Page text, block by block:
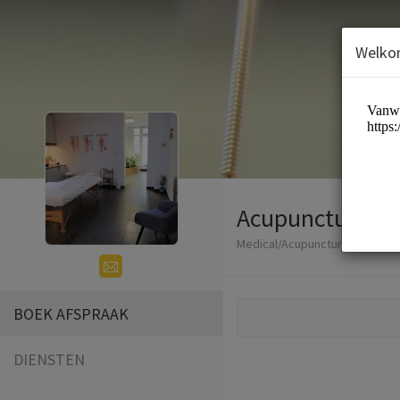
BOEK AFSPRAAK
DIENSTEN
Acupunctuur
Medical/Acupuncture